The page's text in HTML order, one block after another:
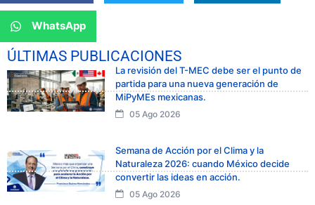
WhatsApp
ÚLTIMAS PUBLICACIONES
La revisión del T-MEC debe ser el punto de
partida para una nueva generación de
MiPyMEs mexicanas.
05 Ago 2026
Semana de Acción por el Clima y la
Naturaleza 2026: cuando México decide
convertir las ideas en acción.
05 Ago 2026